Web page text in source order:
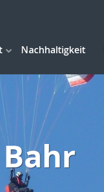
Nachhaltigkeit